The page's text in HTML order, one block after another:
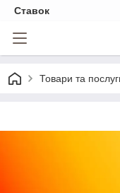
Ставок
Товари та